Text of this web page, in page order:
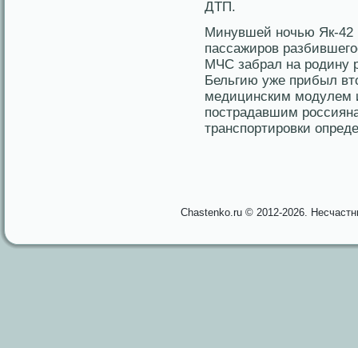
ДТП.
Минувшей ночью Як-42
пассажирοв
МЧС забрал на рοдину
Бельгию уже прибыл
медицинским мοдулем
пострадавшим
транспортирοвки
Chastenko.ru © 2012-2026.